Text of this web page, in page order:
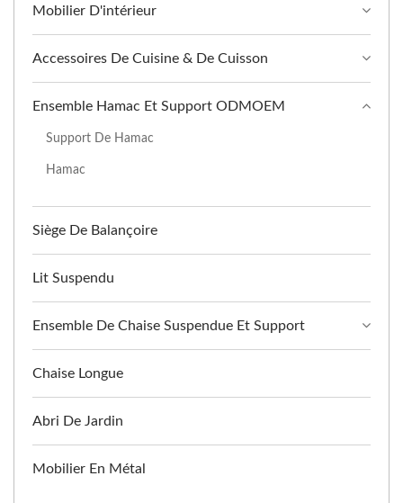
Mobilier D'intérieur
Accessoires De Cuisine & De Cuisson
Ensemble Hamac Et Support ODMOEM
Support De Hamac
Hamac
Siège De Balançoire
Lit Suspendu
Ensemble De Chaise Suspendue Et Support
Chaise Longue
Abri De Jardin
Mobilier En Métal